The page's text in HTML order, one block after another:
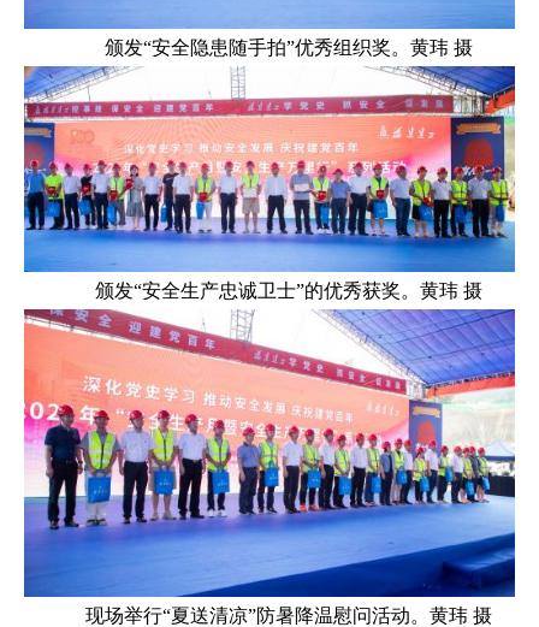
颁发“安全隐患随手拍”优秀组织奖。黄玮 摄
颁发“安全生产忠诚卫士”的优秀获奖。黄玮 摄
现场举行“夏送清凉”防暑降温慰问活动。黄玮 摄